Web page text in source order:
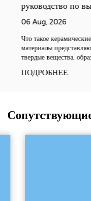
руководство по
06 Aug, 2026
Что такое керамические
материалы представляют
твердые вещества,
ПОДРОБНЕЕ